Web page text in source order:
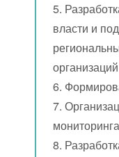
5.
власти и
6.
7.
8.